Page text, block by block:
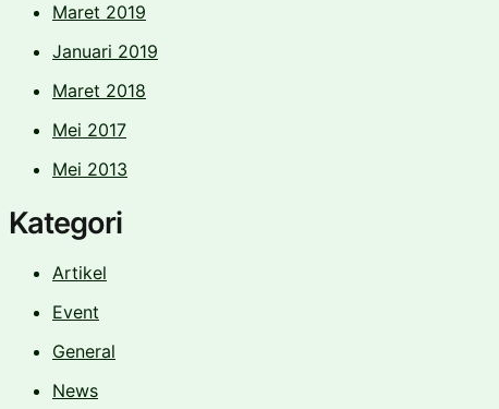
Maret 2019
Januari 2019
Maret 2018
Mei 2017
Mei 2013
Kategori
Artikel
Event
General
News